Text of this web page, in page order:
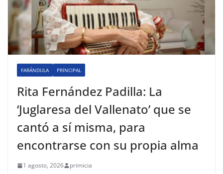
FARÁNDULA PRINCIPAL
Rita Fernández Padilla: La
‘Juglaresa del Vallenato’ que se
cantó a sí misma, para
encontrarse con su propia alma
1 agosto, 2026 primicia